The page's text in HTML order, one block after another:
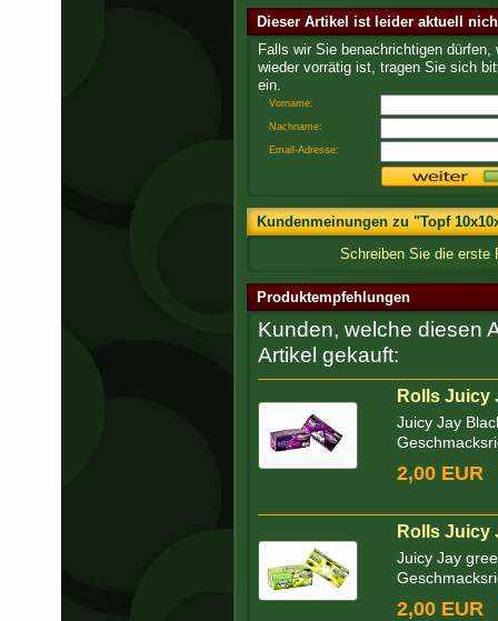
Dieser Artikel ist leider aktuell
Falls wir Sie benachrichtigen dürfen,
wieder vorrätig ist, tragen Sie sich
ein.
Vorname:
Nachname:
Email-Adresse:
Kundenmeinungen zu "Topf
Schreiben Sie die erste
Produktempfehlungen
Kunden, welche diesen
Artikel gekauft:
Rolls Juicy
Juicy Jay
2,00 EUR
Rolls Juicy
Juicy Jay
2,00 EUR